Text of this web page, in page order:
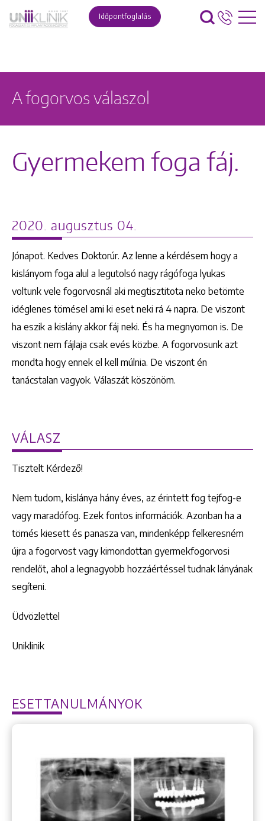
Időpontfoglalás
A fogorvos válaszol
Gyermekem foga fáj.
2020. augusztus 04.
Jónapot. Kedves Doktorúr. Az lenne a kérdésem hogy a
kislányom foga alul a legutolsó nagy rágófoga lyukas
voltunk vele fogorvosnál aki megtisztitota neko betömte
idéglenes tömésel ami ki eset neki rá 4 napra. De viszont
ha eszik a kislány akkor fáj neki. És ha megnyomon is. De
viszont nem fájlaja csak evés közbe. A fogorvosunk azt
mondta hogy ennek el kell múlnia. De viszont én
tanácstalan vagyok. Válaszát köszönöm.
VÁLASZ
Tisztelt Kérdező!
Nem tudom, kislánya hány éves, az érintett fog tejfog-e
vagy maradófog. Ezek fontos információk. Azonban ha a
tömés kiesett és panasza van, mindenképp felkeresném
újra a fogorvost vagy kimondottan gyermekfogorvosi
rendelőt, ahol a legnagyobb hozzáértéssel tudnak lányának
segíteni.
Üdvözlettel
Uniklinik
ESETTANULMÁNYOK